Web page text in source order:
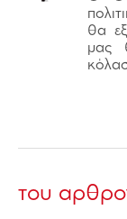
θα
μας
του